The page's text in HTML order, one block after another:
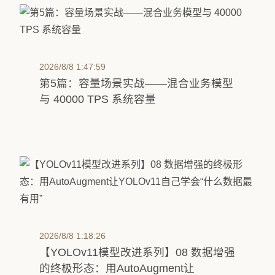
2026/8/8 1:47:59
第5篇：容量场景实战——混合业务模型
与 40000 TPS 系统容量
2026/8/8 1:18:26
【YOLOv11模型改进系列】08 数据增强
的终极形态：用AutoAugment让